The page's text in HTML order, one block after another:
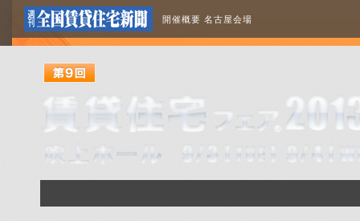
開催概要 名古屋会場